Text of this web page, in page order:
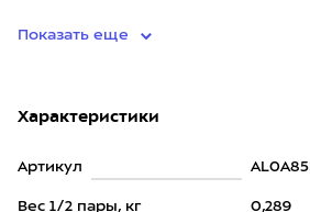
Показать еще
Характеристики
Артикул
Вес 1/2 пары, кг 0,289